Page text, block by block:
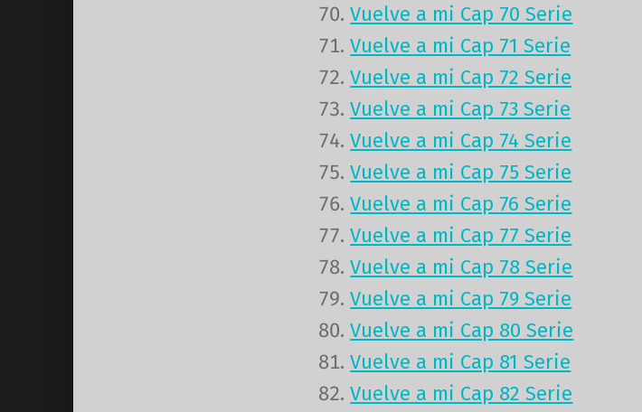
Vuelve a mi Cap 70 Serie
Vuelve a mi Cap 71 Serie
Vuelve a mi Cap 72 Serie
Vuelve a mi Cap 73 Serie
Vuelve a mi Cap 74 Serie
Vuelve a mi Cap 75 Serie
Vuelve a mi Cap 76 Serie
Vuelve a mi Cap 77 Serie
Vuelve a mi Cap 78 Serie
Vuelve a mi Cap 79 Serie
Vuelve a mi Cap 80 Serie
Vuelve a mi Cap 81 Serie
Vuelve a mi Cap 82 Serie